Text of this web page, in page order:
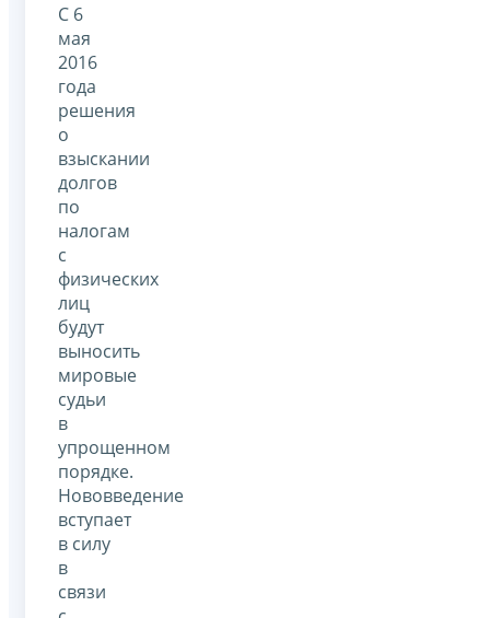
С 6
мая
2016
года
решения
о
взыскании
долгов
по
налогам
с
физических
лиц
будут
выносить
мировые
судьи
в
упрощенном
порядке.
Нововведение
вступает
в силу
в
связи